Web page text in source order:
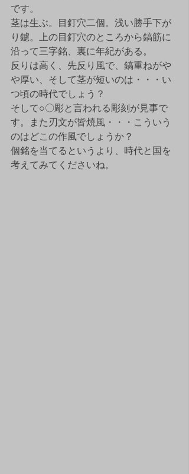
です。
茎は生ぶ。目釘穴二個。浅い勝手下が
り鑢。上の目釘穴のところから鎬筋に
沿って三字銘、裏に年紀がある。
反りは高く、先反り風で、鎬重ねがや
や厚い、そして茎が短いのは・・・い
つ頃の時代でしょう？
そして○〇彫と言われる彫刻が見事で
す。また刃文が皆焼風・・・こういう
のはどこの作風でしょうか？
個銘を当てるというより、時代と国を
考えてみてくださいね。